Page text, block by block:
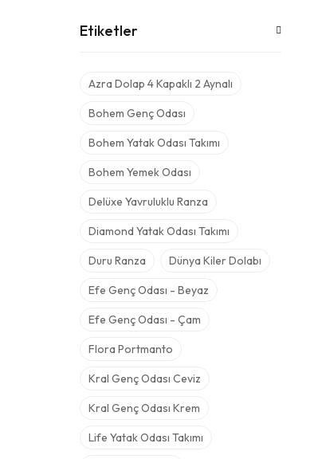
Etiketler
Azra Dolap 4 Kapaklı 2 Aynalı
Bohem Genç Odası
Bohem Yatak Odası Takımı
Bohem Yemek Odası
Delüxe Yavruluklu Ranza
Diamond Yatak Odası Takımı
Duru Ranza Dünya Kiler Dolabı
Efe Genç Odası - Beyaz
Efe Genç Odası - Çam
Flora Portmanto
Kral Genç Odası Ceviz
Kral Genç Odası Krem
Life Yatak Odası Takımı